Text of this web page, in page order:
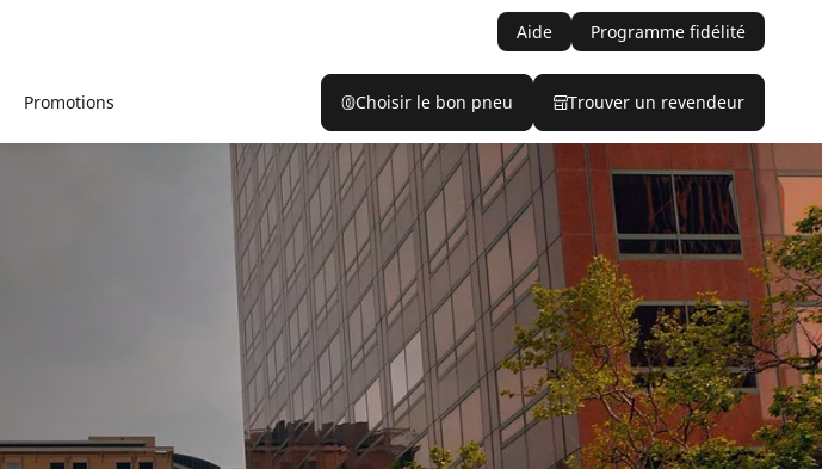
Aide Programme fidélité
Promotions Choisir le bon pneu Trouver un revendeur